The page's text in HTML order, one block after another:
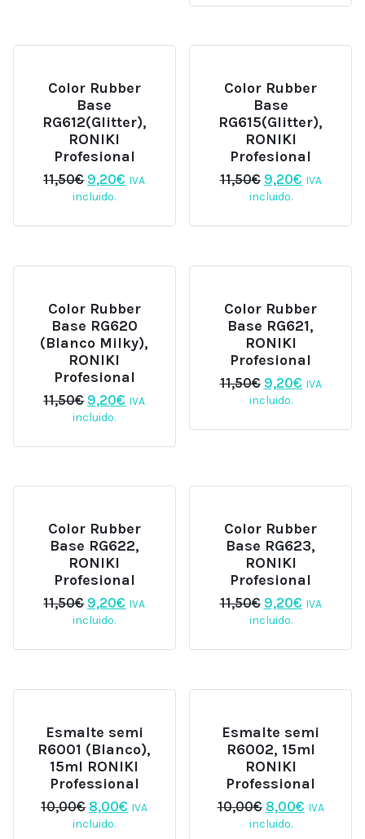
era:
es:
Color Rubber
Base
RG612(Glitter),
RONIKI
Profesional
11,50€ El
precio
era:
9,20€ El
es:
IVA
incluido.
Color Rubber
Base
RG615(Glitter),
RONIKI
Profesional
11,50€ El
precio
era:
9,20€El
es:
IVA
incluido.
Color Rubber
Base RG620
(Blanco Milky),
RONIKI
Profesional
11,50€ El
precio
era:
9,20€ El
es:
IVA
incluido.
Color Rubber
Base RG621,
RONIKI
Profesional
11,50€ El
precio
era:
9,20€El
es:
IVA
incluido.
Color Rubber
Base RG622,
RONIKI
Profesional
11,50€ El
precio
era:
9,20€ El
es:
IVA
incluido.
Color Rubber
Base RG623,
RONIKI
Profesional
11,50€ El
precio
era:
9,20€El
es:
IVA
incluido.
Esmalte semi
R6001 (Blanco),
15ml RONIKI
Professional
10,00€ El
precio
8,00€ El
IVA
incluido.
Esmalte semi
R6002, 15ml
RONIKI
Professional
10,00€ El
precio
8,00€ElIVA
incluido.